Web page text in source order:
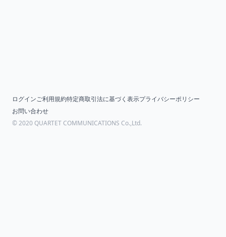
ログインご利用規約特定商取引法に基づく表示プライバシーポリシー
お問い合わせ
©︎ 2020 QUARTET COMMUNICATIONS Co.,Ltd.